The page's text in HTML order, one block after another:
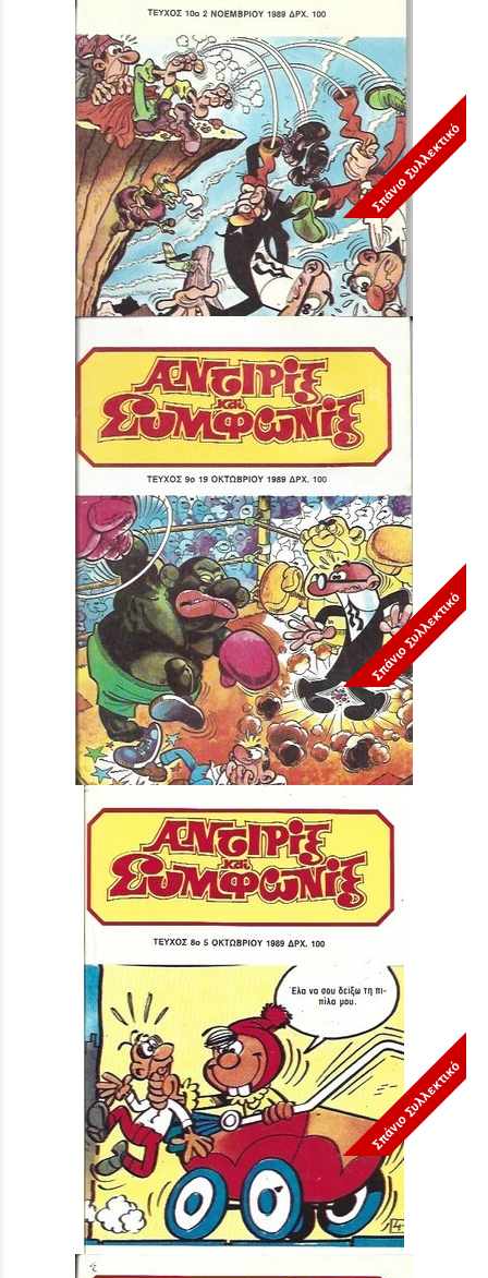
Σπάνιο Συλλεκτικό
ΤΕΥΧΟΣ ΝΟ 10***
Τιμή: 3,90 €
Σπάνιο Συλλεκτικό
ΤΕΥΧΟΣ ΝΟ 9***
Τιμή: 3,90 €
Σπάνιο Συλλεκτικό
ΤΕΥΧΟΣ ΝΟ 8***
Τιμή: 3,90 €